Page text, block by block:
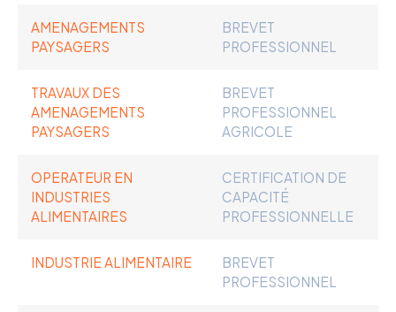
AMENAGEMENTS
PAYSAGERS
BREVET
PROFESSIONNEL
TRAVAUX DES
AMENAGEMENTS
PAYSAGERS
BREVET
PROFESSIONNEL
AGRICOLE
OPERATEUR EN
INDUSTRIES
ALIMENTAIRES
CERTIFICATION DE
CAPACITÉ
PROFESSIONNELLE
INDUSTRIE ALIMENTAIRE
BREVET
PROFESSIONNEL